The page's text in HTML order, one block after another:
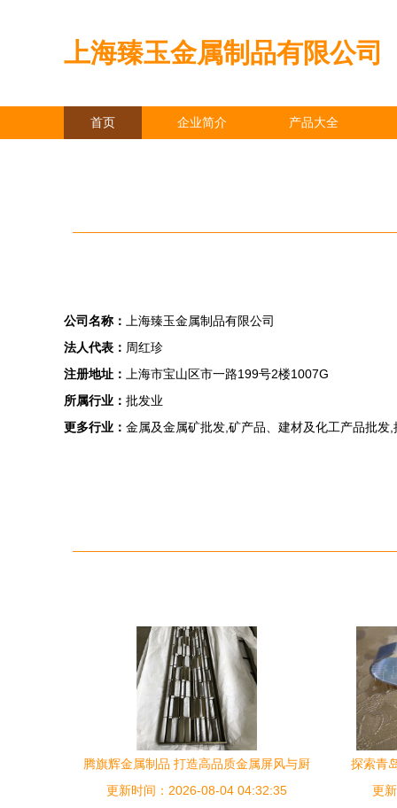
上海臻玉金属制品有限公司
首页 企业简介 产品大全
公司名称：
上海臻玉金属制品有限公司
法人代表： 周红珍
注册地址：
上海市宝山区市一路199号2楼1007G
所属行业： 批发业
更多行业： 金属及金属矿批发,矿产品、建材及化工产品批发
腾旗辉金属制品 打造高品质金属屏风与厨
房用品的行业标杆
更新时间：2026-08-04 04:32:35
探索青
更